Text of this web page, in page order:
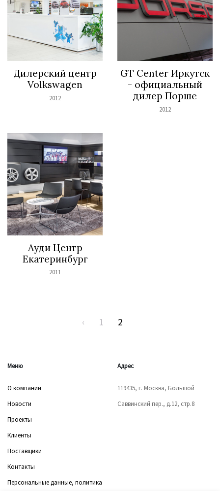
Дилерский центр
Volkswagen
2012
GT Center Иркутск
- официальный
дилер Порше
2012
Ауди Центр
Екатеринбург
2011
‹ 1 2
Меню
О компании
Новости
Проекты
Клиенты
Поставщики
Контакты
Персональные данные, политика
Адрес
119435, г. Москва, Большой
Саввинский пер., д.12, стр.8